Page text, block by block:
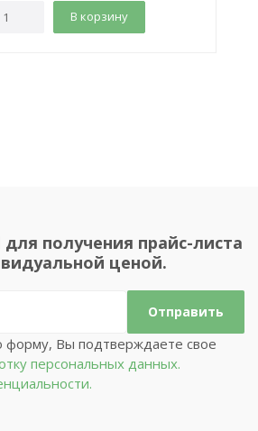
В корзину
получения прайс-листа
ценой.
форму, Вы подтверждаете свое
персональных данных.